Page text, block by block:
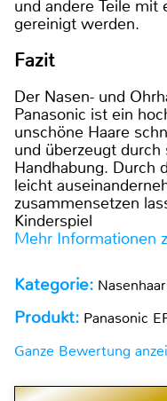
und andere Teile
gereinigt werden.
Fazit
Der Nasen- und
Panasonic ist ein
unschöne Haare
und überzeugt
Handhabung. Durch
leicht
zusammensetzen
Kinderspiel
Mehr Informationen
Kategorie:
Produkt: Panasonic
Ganze Bewertung